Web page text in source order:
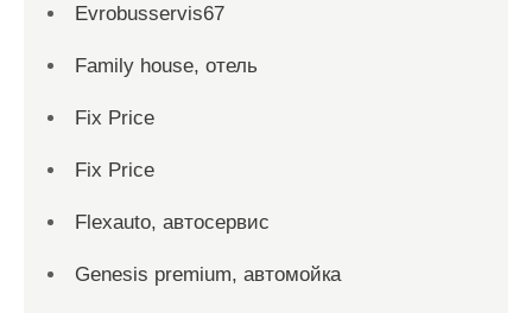
Evrobusservis67
Family house, отель
Fix Price
Fix Price
Flexauto, автосервис
Genesis premium, автомойка